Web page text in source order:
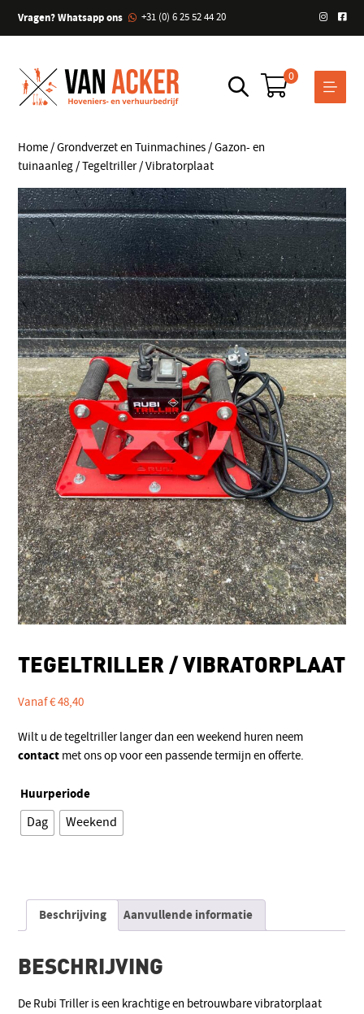
Vragen? Whatsapp ons +31 (0) 6 25 52 44 20
0
Home/Grondverzet en Tuinmachines/Gazon- en
tuinaanleg/ Tegeltriller / Vibratorplaat
TEGELTRILLER / VIBRATORPLAAT
Vanaf€48,40
Wilt u de tegeltriller langer dan een weekend huren neem
contact met ons op voor een passende termijn en offerte.
Huurperiode
Dag
Weekend
Beschrijving Aanvullende informatie
BESCHRIJVING
De Rubi Triller is een krachtige en betrouwbare vibratorplaat